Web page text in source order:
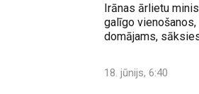
Irānas ārlietu
galīgo
domājams,
18. jūnijs, 6:40